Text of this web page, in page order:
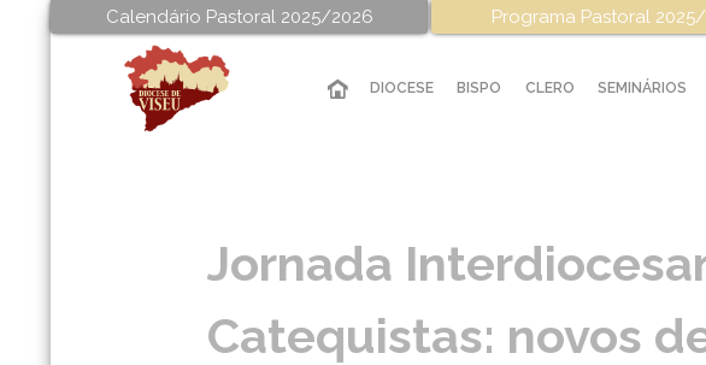
Calendário Pastoral 2025/2026 Programa Pastoral
DIOCESE BISPO CLERO SEMINÁRIOS
Jornada
Catequistas: novos